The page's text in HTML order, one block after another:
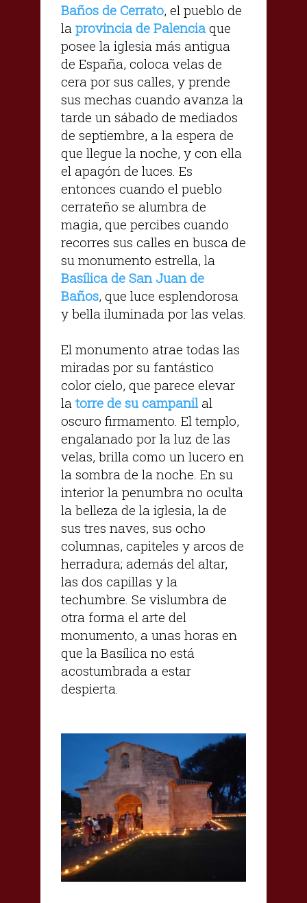
Baños de Cerrato, el pueblo de
la provincia de Palencia que
posee la iglesia más antigua
de España, coloca velas de
cera por sus calles, y prende
sus mechas cuando avanza la
tarde un sábado de mediados
de septiembre, a la espera de
que llegue la noche, y con ella
el apagón de luces. Es
entonces cuando el pueblo
cerrateño se alumbra de
magia, que percibes cuando
recorres sus calles en busca de
su monumento estrella, la
Basílica de San Juan de
Baños, que luce esplendorosa
y bella iluminada por las velas.
El monumento atrae todas las
miradas por su fantástico
color cielo, que parece elevar
la torre de su campanilal
oscuro firmamento. El templo,
engalanado por la luz de las
velas, brilla como un lucero en
la sombra de la noche. En su
interior la penumbra no oculta
la belleza de la iglesia, la de
sus tres naves, sus ocho
columnas, capiteles y arcos de
herradura; además del altar,
las dos capillas y la
techumbre. Se vislumbra de
otra forma el arte del
monumento, a unas horas en
que la Basílica no está
acostumbrada a estar
despierta.